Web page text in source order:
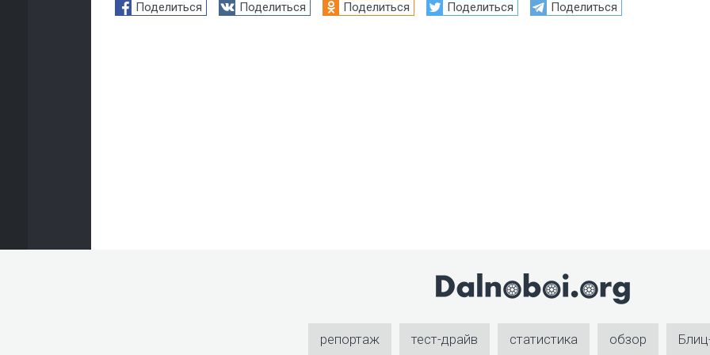
Поделиться Поделиться Поделиться Поделиться Поделиться
репортаж тест-драйв статистика обзор